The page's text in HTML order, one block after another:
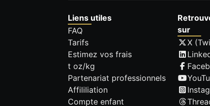
Liens utiles
FAQ
Tarifs
Estimez vos frais
t oz/kg
Partenariat professionnels
Affililiation
Compte enfant
sur
X